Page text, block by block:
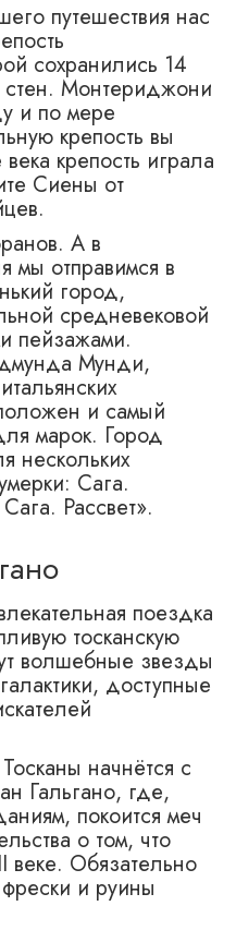
путешествия нас
сохранились 14
Монтериджони
и по мере
крепость вы
крепость играла
Сиены от
А в
мы отправимся в
город,
средневековой
пейзажами.
Мунди,
и самый
марок. Город
нескольких
Сага.
Рассвет».
поездка
тосканскую
волшебные звезды
доступные
начнётся с
Гальгано, где,
покоится меч
о том, что
веке. Обязательно
и руины